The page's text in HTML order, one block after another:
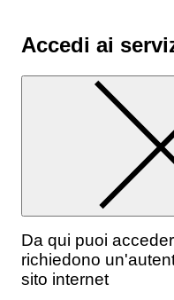
Accedi ai
Da qui puoi
richiedono
sito internet